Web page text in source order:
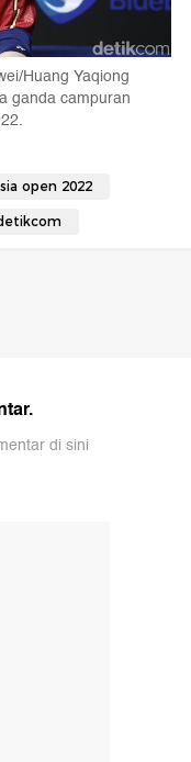
Huang Yaqiong
ganda campuran
open 2022
di sini